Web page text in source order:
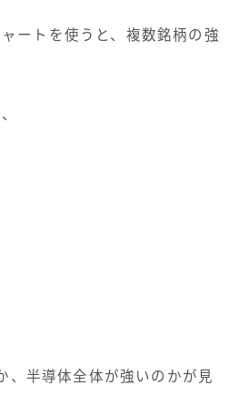
ートを使うと、複数銘柄の強
、半導体全体が強いのかが見